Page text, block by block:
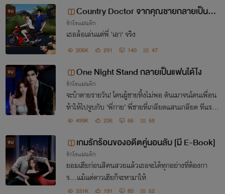
จบ
Country Doctor จากคุณชายกลายเป็นหม
อไทบ้าน [มีE-book]
รักโรแมนติก
เธอล้อเล่นแต่พี่ 'เอา' จริง
206K 291 140 47
จบ One Night Stand กลายเป็นแฟนได้ไง
รักโรแมนติก
จะบ้าตายรายวัน! โดนผู้ชายทิ้งไม่พอ ดันเมาจนโดนเพื่อน
ท้าให้ไปจูบกับ ‘พี่กาย’ พี่ชายที่เกลียดแสนเกลียด ทีแรกก็
กะจะจูบเฉย ๆ แต่ไหงดันมาจบที่คอนโด!
499K 236 66 58
จบ เกมรักร้อนของอดีตคู่นอนลับ [มี E-Book]
รักโรแมนติก
ยอมเฮียก่อนสิคนสวยแล้วเธอจะได้ทุกอย่างที่ต้องกา
ร...แม้แต่ดาวเฮียก็จะหามาให้
331K 191 80 52